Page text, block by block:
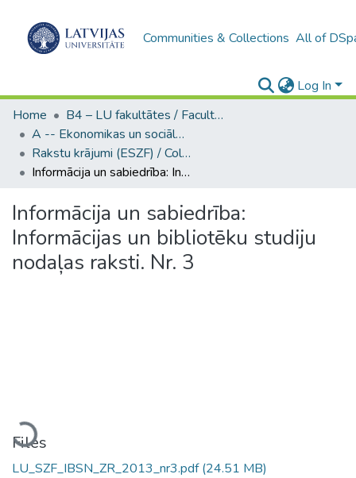
Communities & Collections All of
Log In
Home
B4 – LU fakultātes / Faculties of the UL
A -- Ekonomikas un sociālo zinātņu fakultāte / Faculty of Economics and Social Sciences
Rakstu krājumi (ESZF) / Collections of articles
Informācija un sabiedrība: Informācijas un bibliotēku studiju nodaļas raksti. Nr. 3
Informācija un sabiedrība:
Informācijas un bibliotēku studiju
nodaļas raksti. Nr. 3
Loading...
Files
LU_SZF_IBSN_ZR_2013_nr3.pdf(24.51 MB)